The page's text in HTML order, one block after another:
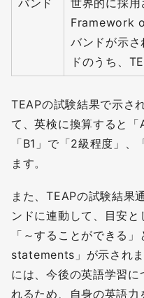
バンド
世界的に採
Framework
バンドが示
ドのうち、
TEAPの試験結果で示さ
て、英検に換算すると「
「B1」で「2級程度」、
ます。
また、TEAPの試験結果
ンドに連動して、目安
「～することができる
statements」が示され
には、今後の英語学習
れるため、自身の英語